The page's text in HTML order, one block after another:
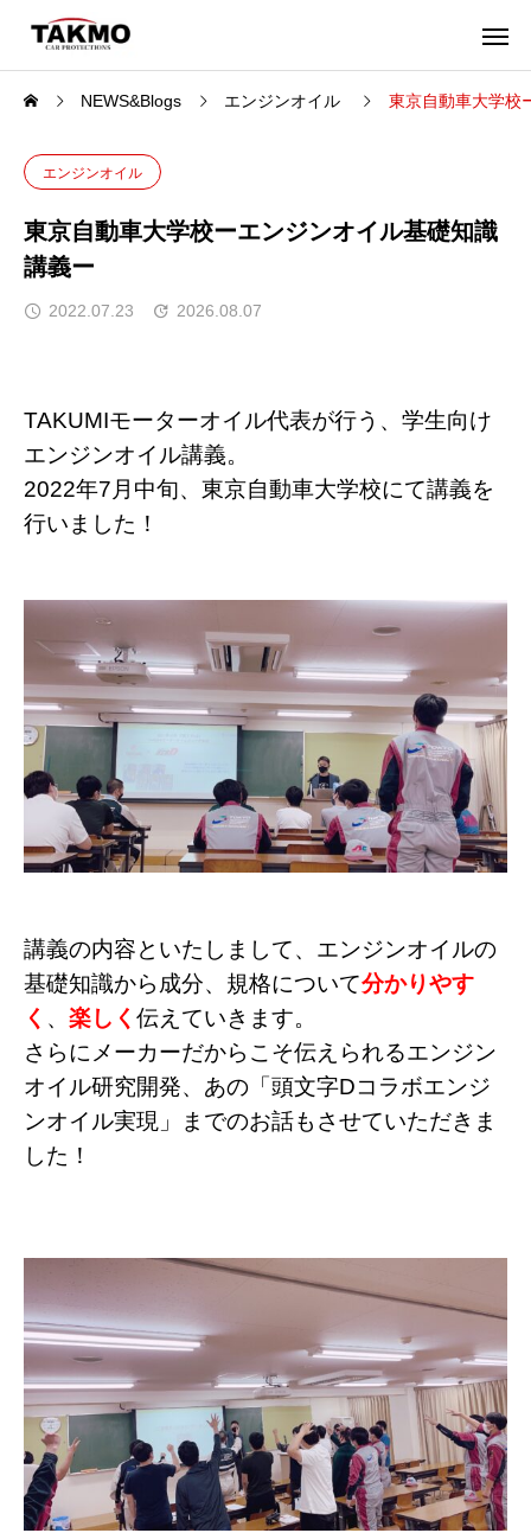
NEWS&Blogs エンジンオイル 東京自動車大学校
エンジンオイル
東京自動車大学校ーエンジンオイル基礎知識
講義ー
2022.07.23 2026.08.07
TAKUMIモーターオイル代表が行う、学生向け
エンジンオイル講義。
2022年7月中旬、東京自動車大学校にて講義を
行いました！
講義の内容といたしまして、エンジンオイルの
基礎知識から成分、規格について分かりやす
く 、 楽しく 伝えていきます。
さらにメーカーだからこそ伝えられるエンジン
オイル研究開発、あの「頭文字Dコラボエンジ
ンオイル実現」までのお話もさせていただきま
した！